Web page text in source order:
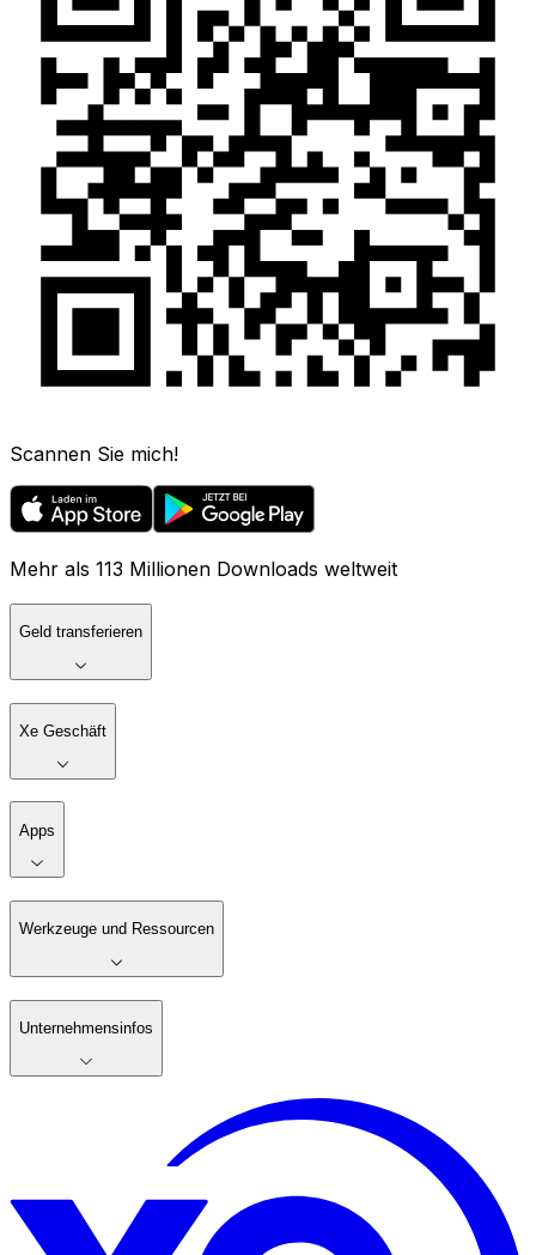
Scannen Sie mich!
Mehr als 113 Millionen Downloads weltweit
Geld transferieren
Xe Geschäft
Apps
Werkzeuge und Ressourcen
Unternehmensinfos